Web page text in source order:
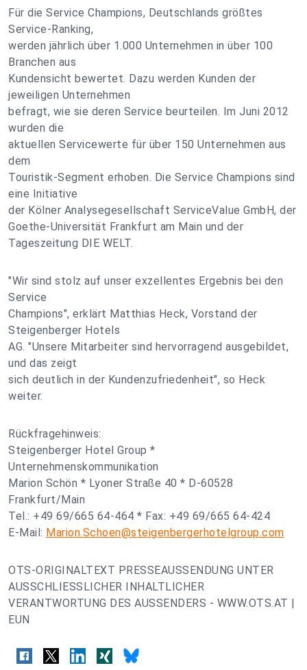
Für die Service Champions, Deutschlands größtes
Service-Ranking,
werden jährlich über 1.000 Unternehmen in über 100
Branchen aus
Kundensicht bewertet. Dazu werden Kunden der
jeweiligen Unternehmen
befragt, wie sie deren Service beurteilen. Im Juni 2012
wurden die
aktuellen Servicewerte für über 150 Unternehmen aus
dem
Touristik-Segment erhoben. Die Service Champions sind
eine Initiative
der Kölner Analysegesellschaft ServiceValue GmbH, der
Goethe-Universität Frankfurt am Main und der
Tageszeitung DIE WELT.
"Wir sind stolz auf unser exzellentes Ergebnis bei den
Service
Champions", erklärt Matthias Heck, Vorstand der
Steigenberger Hotels
AG. "Unsere Mitarbeiter sind hervorragend ausgebildet,
und das zeigt
sich deutlich in der Kundenzufriedenheit", so Heck
weiter.
Rückfragehinweis:
Steigenberger Hotel Group *
Unternehmenskommunikation
Marion Schön * Lyoner Straße 40 * D-60528
Frankfurt/Main
Tel.: +49 69/665 64-464 * Fax: +49 69/665 64-424
E-Mail: Marion.Schoen@steigenbergerhotelgroup.com
OTS-ORIGINALTEXT PRESSEAUSSENDUNG UNTER
AUSSCHLIESSLICHER INHALTLICHER
VERANTWORTUNG DES AUSSENDERS - WWW.OTS.AT |
EUN